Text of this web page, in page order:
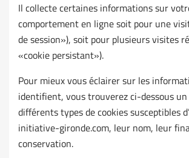
Il collecte certaines informations sur
comportement en ligne soit pour une
de session»), soit pour plusieurs visites
«cookie persistant»).
Pour mieux vous éclairer sur les
identifient, vous trouverez ci-dessous
différents types de cookies susceptibles
initiative-gironde.com, leur nom, leur
conservation.